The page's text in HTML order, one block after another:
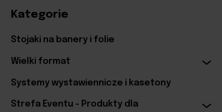
Kategorie
Stojaki na banery i folie
Wielki format
Systemy wystawiennicze i kasetony
Strefa Eventu - Produkty dla